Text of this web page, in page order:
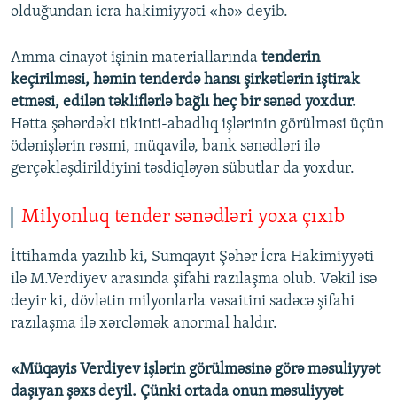
olduğundan icra hakimiyyəti «hə» deyib.
Amma cinayət işinin materiallarında tenderin
keçirilməsi, həmin tenderdə hansı şirkətlərin iştirak
etməsi, edilən təkliflərlə bağlı heç bir sənəd yoxdur.
Hətta şəhərdəki tikinti-abadlıq işlərinin görülməsi üçün
ödənişlərin rəsmi, müqavilə, bank sənədləri ilə
gerçəkləşdirildiyini təsdiqləyən sübutlar da yoxdur.
Milyonluq tender sənədləri yoxa çıxıb
İttihamda yazılıb ki, Sumqayıt Şəhər İcra Hakimiyyəti
ilə M.Verdiyev arasında şifahi razılaşma olub. Vəkil isə
deyir ki, dövlətin milyonlarla vəsaitini sadəcə şifahi
razılaşma ilə xərcləmək anormal haldır.
«Müqayis Verdiyev işlərin görülməsinə görə məsuliyyət
daşıyan şəxs deyil. Çünki ortada onun məsuliyyət